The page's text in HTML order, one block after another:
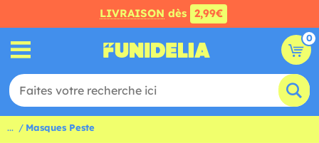
LIVRAISON dès 2,99€
0
... Masques Peste